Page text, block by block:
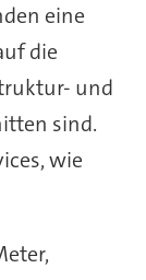
eine
die
und
sind.
wie